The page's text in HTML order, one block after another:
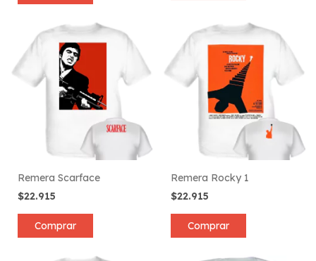
Remera Scarface
$22.915
Comprar
Remera Rocky 1
$22.915
Comprar